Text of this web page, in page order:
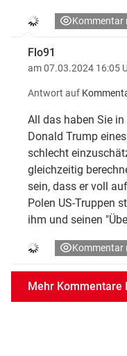
Kommentar
Flo91
am 07.03.2024 16:05
Antwort auf
All das haben Sie in
Donald Trump
schlecht
gleichzeitig
sein, dass er voll
Polen US-Truppen
ihm und seinen
Kommentar
Mehr Kommentare